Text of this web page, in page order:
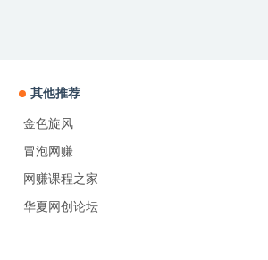
其他推荐
金色旋风
冒泡网赚
网赚课程之家
华夏网创论坛